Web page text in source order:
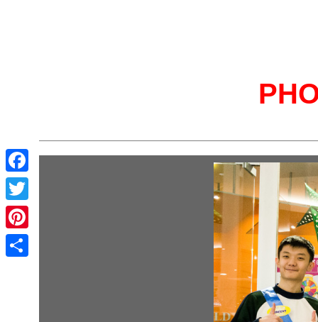
Facebook
Twitter
Pinterest